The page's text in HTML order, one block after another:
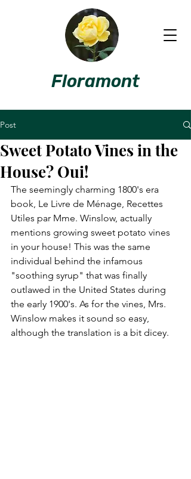
Floramont
Post
Sweet Potato Vines in the
House? Oui!
The seemingly charming 1800's era
book, Le Livre de Ménage, Recettes
Utiles par Mme. Winslow, actually
mentions growing sweet potato vines
in your house! This was the same
individual behind the infamous
"soothing syrup" that was finally
outlawed in the United States during
the early 1900's. As for the vines, Mrs.
Winslow makes it sound so easy,
although the translation is a bit dicey.